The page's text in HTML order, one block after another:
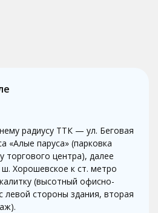
радиусу ТТК — ул. Беговая
«Алые паруса» (парковка
торгового центра), далее
Хорошевское к ст. метро
(высотный офисно-
левой стороны здания, вторая